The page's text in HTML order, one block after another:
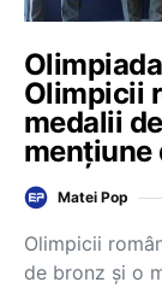
Olimpicii
medalii
mențiune
Matei Pop
Olimpicii
de bronz și o